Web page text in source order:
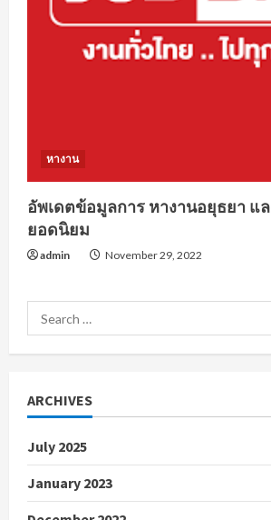
หางาน
อัพเดตข้อมูลการ หางานอยุธยา แ
ยอดนิยม
admin November 29, 2022
Search
for:
ARCHIVES
July 2025
January 2023